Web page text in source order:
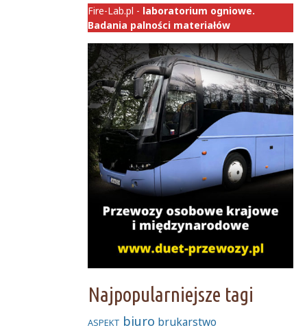
Fire-Lab.pl - laboratorium ogniowe.
Badania palności materiałów
Najpopularniejsze tagi
ASPEKT biuro brukarstwo